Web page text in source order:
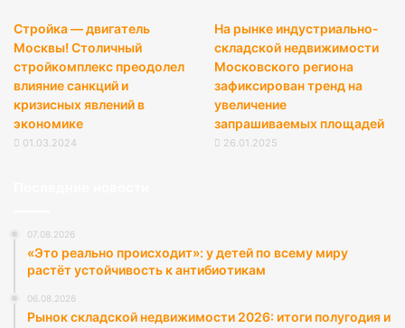
Стройка — двигатель
Москвы! Столичный
стройкомплекс преодолел
влияние санкций и
кризисных явлений в
экономике
01.03.2024
На рынке индустриально-
складской недвижимости
Московского региона
зафиксирован тренд на
увеличение
запрашиваемых площадей
26.01.2025
07.08.2026
«Это реально происходит»: у детей по всему миру
растёт устойчивость к антибиотикам
06.08.2026
Рынок складской недвижимости 2026: итоги полугодия и